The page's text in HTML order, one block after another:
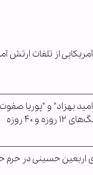
از تلفات ارتش
بهزاد" و "پوریا
و ۴۰ روزه
اربعین حسینی در